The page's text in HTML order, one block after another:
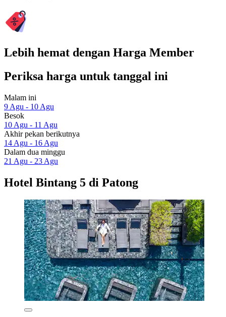
Lebih hemat dengan Harga Member
Periksa harga untuk tanggal ini
Malam ini
9 Agu - 10 Agu
Besok
10 Agu - 11 Agu
Akhir pekan berikutnya
14 Agu - 16 Agu
Dalam dua minggu
21 Agu - 23 Agu
Hotel Bintang 5 di Patong